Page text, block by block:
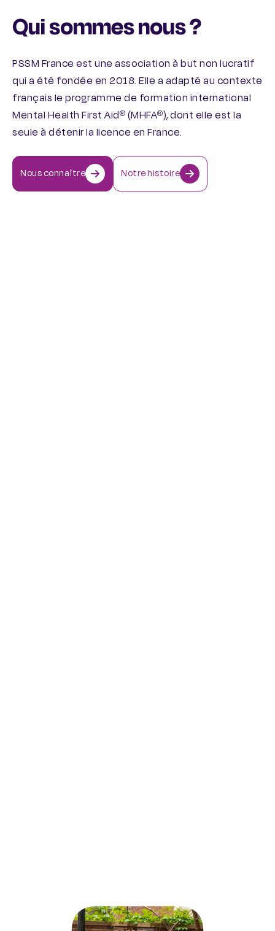
Qui sommes nous ?
PSSM France est une association à but non lucratif
qui a été fondée en 2018. Elle a adapté au contexte
français le programme de formation international
Mental Health First Aid® (MHFA®), dont elle est la
seule à détenir la licence en France.
Nous connaître Notre histoire